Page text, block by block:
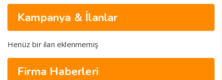
Kampanya & İlanlar
Henüz bir ilan eklenmemiş
Firma Haberleri